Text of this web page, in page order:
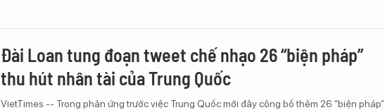
Đài Loan tung đoạn tweet chế nhạo 26 “biện pháp”
thu hút nhân tài của Trung Quốc
VietTimes -- Trong phản ứng trước việc Trung Quốc mới đây công bố thêm 26 “biện pháp”